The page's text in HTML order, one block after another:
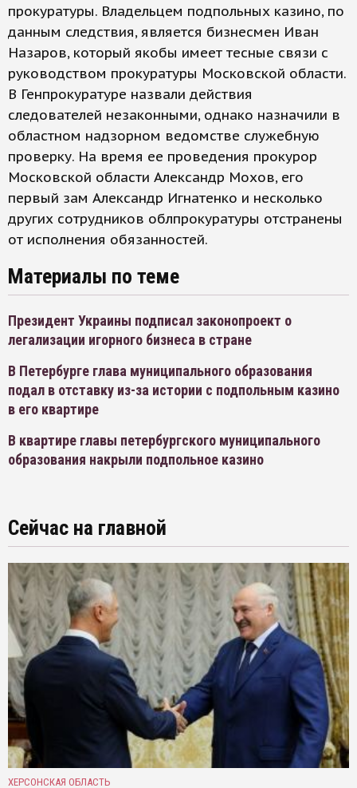
прокуратуры. Владельцем подпольных казино, по
данным следствия, является бизнесмен Иван
Назаров, который якобы имеет тесные связи с
руководством прокуратуры Московской области.
В Генпрокуратуре назвали действия
следователей незаконными, однако назначили в
областном надзорном ведомстве служебную
проверку. На время ее проведения прокурор
Московской области Александр Мохов, его
первый зам Александр Игнатенко и несколько
других сотрудников облпрокуратуры отстранены
от исполнения обязанностей.
Материалы по теме
Президент Украины подписал законопроект о
легализации игорного бизнеса в стране
В Петербурге глава муниципального образования
подал в отставку из-за истории с подпольным казино
в его квартире
В квартире главы петербургского муниципального
образования накрыли подпольное казино
Сейчас на главной
ХЕРСОНСКАЯ ОБЛАСТЬ